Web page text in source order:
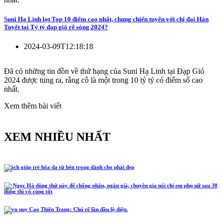
Suni Hạ Linh lọt Top 10 điểm cao nhất, chung chiến tuyến với chị đại Hàn
Tuyết tại Tỷ tỷ đạp gió rẽ sóng 2024?
2024-03-09T12:18:18
Đã có những tin đồn về thứ hạng của Suni Hạ Linh tại Đạp Gió
2024 được tung ra, rằng cô là một trong 10 tỷ tỷ có điểm số cao
nhất.
Xem thêm bài viết
XEM NHIỀU NHẤT
5 cách giúp trẻ hóa da từ bên trong dành cho phái đẹp
Hồ Ngọc Hà dùng thứ này để chống nhăn, ngăn già, chuyên gia nói chị em phụ nữ sau 30
dùng thì vô cùng tốt
Lễ vu quy Cao Thiên Trang: Chú rể lần đầu lộ diện.